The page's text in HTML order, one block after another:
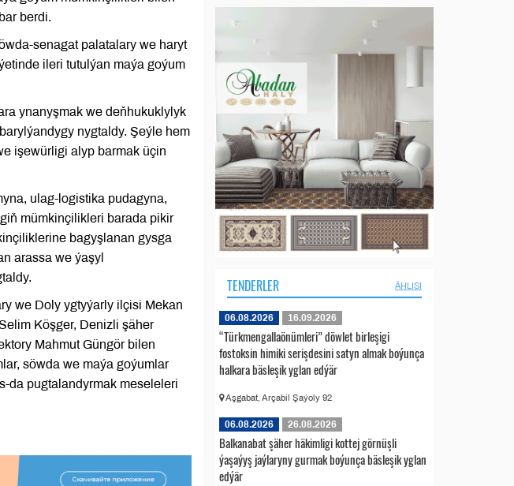
berdi.
senagat palatalary we haryt
ileri tutulýan maýa goýum
ynanyşmak we deňhukuklylyk
nygtaldy. Şeýle hem
işewürligi alyp barmak üçin
ulag-logistika pudagyna,
mümkinçilikleri barada pikir
bagyşlanan gysga
arassa we ýaşyl
we Doly ygtyýarly ilçisi Mekan
Köşger, Denizli şäher
Mahmut Güngör bilen
söwda we maýa goýumlar
da pugtalandyrmak meseleleri
TENDERLER ÄHLISI
06.08.2026 16.09.2026
“Türkmengallaönümleri” döwlet birleşigi
fostoksin himiki serişdesini satyn almak boýunça
halkara bäsleşik yglan edýär
Aşgabat, Arçabil Şaýoly 92
06.08.2026 26.08.2026
Balkanabat şäher häkimligi kottej görnüşli
ýaşaýyş jaýlaryny gurmak boýunça bäsleşik yglan
edýär